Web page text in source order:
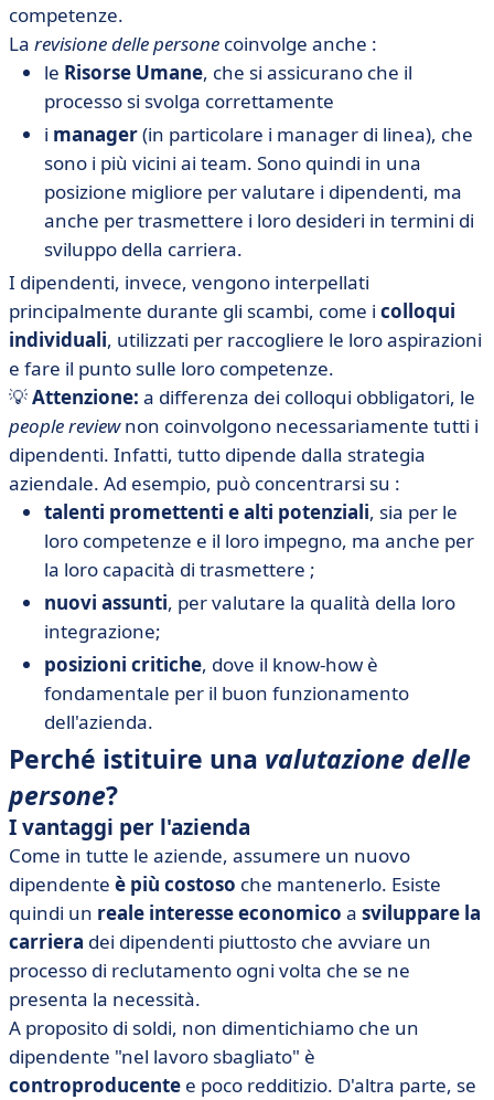
competenze.
La revisione delle persone coinvolge anche :
le Risorse Umane, che si assicurano che il
processo si svolga correttamente
i manager(in particolare i manager di linea), che
sono i più vicini ai team. Sono quindi in una
posizione migliore per valutare i dipendenti, ma
anche per trasmettere i loro desideri in termini di
sviluppo della carriera.
I dipendenti, invece, vengono interpellati
principalmente durante gli scambi, come i colloqui
individuali, utilizzati per raccogliere le loro aspirazioni
e fare il punto sulle loro competenze.
💡Attenzione: a differenza dei colloqui obbligatori, le
people reviewnon coinvolgono necessariamente tutti i
dipendenti. Infatti, tutto dipende dalla strategia
aziendale. Ad esempio, può concentrarsi su :
talenti promettenti e alti potenziali, sia per le
loro competenze e il loro impegno, ma anche per
la loro capacità di trasmettere ;
nuovi assunti, per valutare la qualità della loro
integrazione;
posizioni critiche, dove il know-how è
fondamentale per il buon funzionamento
dell'azienda.
Perché istituire una valutazione delle
persone?
I vantaggi per l'azienda
Come in tutte le aziende, assumere un nuovo
dipendente è più costoso che mantenerlo. Esiste
quindi un reale interesse economico a sviluppare la
carriera dei dipendenti piuttosto che avviare un
processo di reclutamento ogni volta che se ne
presenta la necessità.
A proposito di soldi, non dimentichiamo che un
dipendente "nel lavoro sbagliato" è
controproducente e poco redditizio. D'altra parte, se